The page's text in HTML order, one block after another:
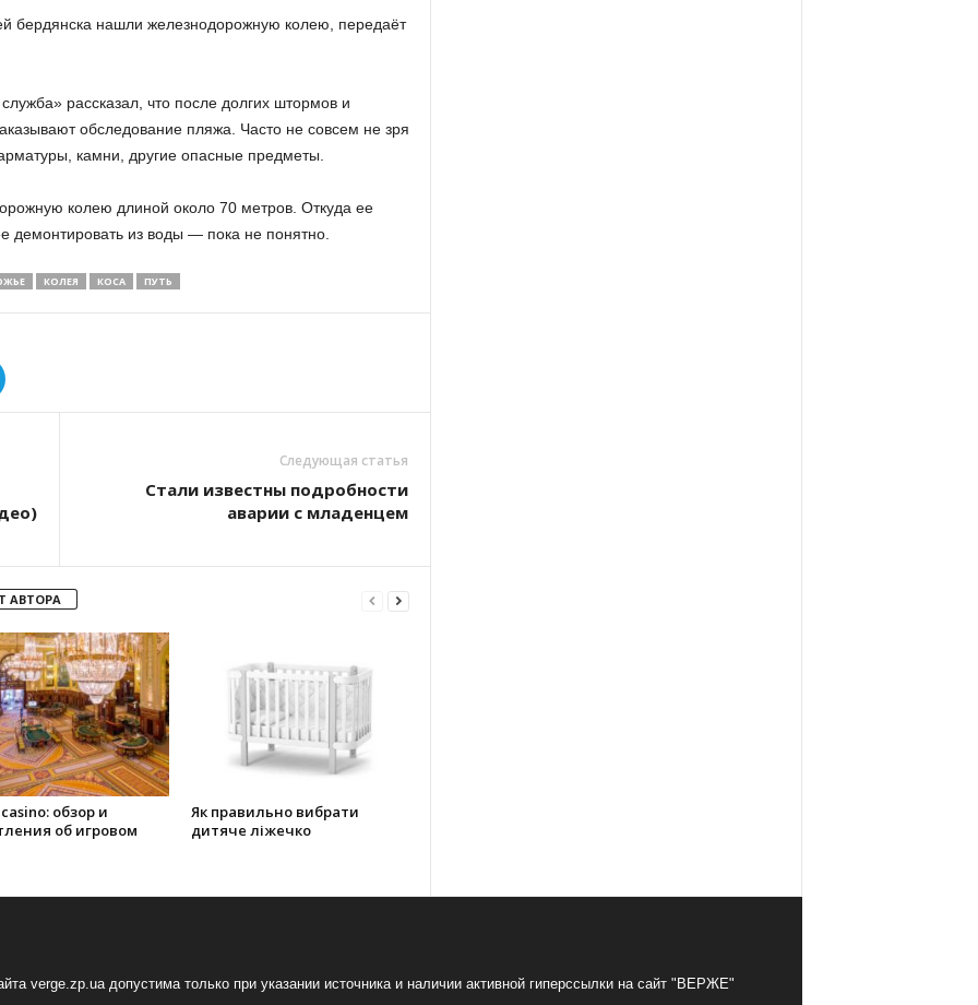
бердянска нашли железнодорожную колею, передаёт
рассказал, что после долгих штормов и
обследование пляжа. Часто не совсем не зря
камни, другие опасные предметы.
колею длиной около 70 метров. Откуда ее
демонтировать из воды — пока не понятно.
КОЛЕЯ КОСА ПУТЬ
Следующая статья
Стали известны подробности
аварии с младенцем
АВТОРА
обзор и
об игровом
Як правильно вибрати
дитяче ліжечко
verge.zp.ua допустима только при указании источника и наличии активной гиперссылки на сайт "ВЕРЖЕ"